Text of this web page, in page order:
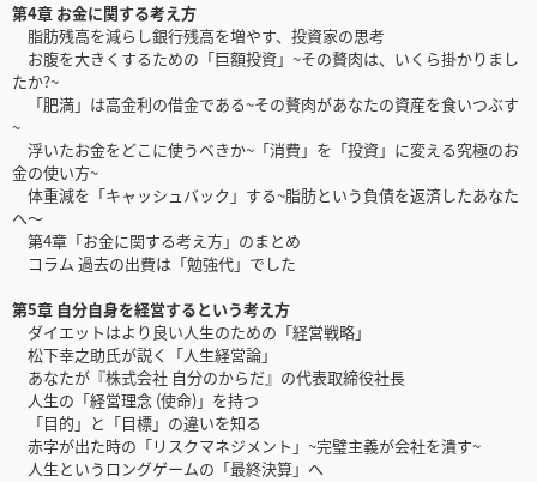
第4章 お金に関する考え方
脂肪残高を減らし銀行残高を増やす、投資家の思考
お腹を大きくするための「巨額投資」~その贅肉は、いくら掛かりまし
たか?~
「肥満」は高金利の借金である~その贅肉があなたの資産を食いつぶす
~
浮いたお金をどこに使うべきか~「消費」を「投資」に変える究極のお
金の使い方~
体重減を「キャッシュバック」する~脂肪という負債を返済したあなた
へ〜
第4章「お金に関する考え方」のまとめ
コラム 過去の出費は「勉強代」でした
第5章 自分自身を経営するという考え方
ダイエットはより良い人生のための「経営戦略」
松下幸之助氏が説く「人生経営論」
あなたが『株式会社 自分のからだ』の代表取締役社長
人生の「経営理念 (使命)」を持つ
「目的」と「目標」の違いを知る
赤字が出た時の「リスクマネジメント」~完璧主義が会社を潰す~
人生というロングゲームの「最終決算」へ